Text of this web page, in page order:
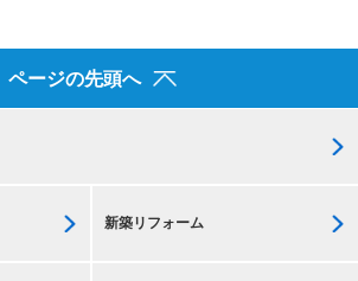
ページの先頭へ
新築リフォーム